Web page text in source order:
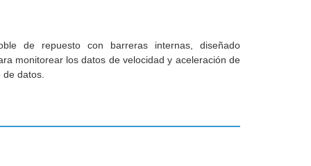
de repuesto con barreras internas, diseñado
monitorear los datos de velocidad y aceleración de
datos.